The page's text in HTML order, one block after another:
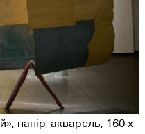
папір, акварель, 160 х